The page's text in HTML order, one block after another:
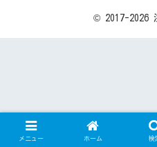
© 2017-2026
メニュー ホーム 検